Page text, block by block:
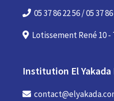
05 37 86 22 56 / 05 37
Lotissement René 10
Institution El Yakada